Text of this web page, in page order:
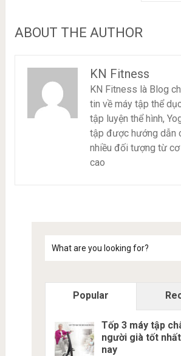
ABOUT THE AUTHOR
KN Fitness
KN Fitness là Blog
tin về máy tập thể
tập luyện thể hình,
tập được hướng dẫn
nhiều đối tượng từ cơ
cao
kiem
Popular
Tốp 3 máy tập
người già tốt
nay